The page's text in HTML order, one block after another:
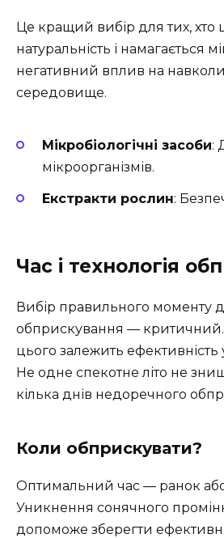
Це кращий вибір для тих, хто
натуральність і намагається
негативний вплив на
середовище.
Мікробіологічні засоби:
мікроорганізмів.
Екстракти рослин:
Час і технологія
Вибір правильного моменту
обприскування — критичний.
цього залежить ефективність
Не одне спекотне літо не
кілька днів недоречного
Коли обприскувати?
Оптимальний час — ранок або
Уникнення сонячного
допоможе зберегти